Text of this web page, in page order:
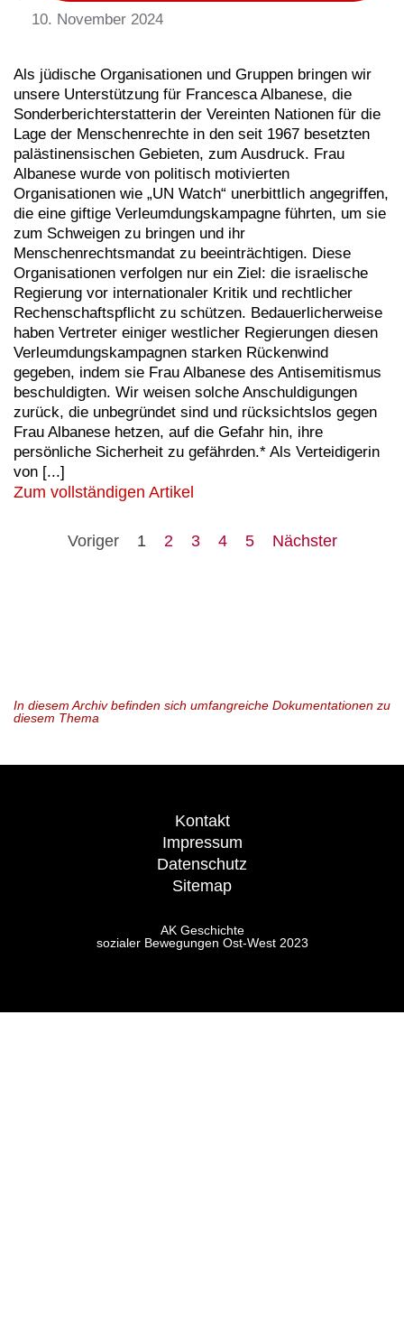
10. November 2024
Als jüdische Organisationen und Gruppen bringen wir
unsere Unterstützung für Francesca Albanese, die
Sonderberichterstatterin der Vereinten Nationen für die
Lage der Menschenrechte in den seit 1967 besetzten
palästinensischen Gebieten, zum Ausdruck. Frau
Albanese wurde von politisch motivierten
Organisationen wie „UN Watch“ unerbittlich angegriffen,
die eine giftige Verleumdungskampagne führten, um sie
zum Schweigen zu bringen und ihr
Menschenrechtsmandat zu beeinträchtigen. Diese
Organisationen verfolgen nur ein Ziel: die israelische
Regierung vor internationaler Kritik und rechtlicher
Rechenschaftspflicht zu schützen. Bedauerlicherweise
haben Vertreter einiger westlicher Regierungen diesen
Verleumdungskampagnen starken Rückenwind
gegeben, indem sie Frau Albanese des Antisemitismus
beschuldigten. Wir weisen solche Anschuldigungen
zurück, die unbegründet sind und rücksichtslos gegen
Frau Albanese hetzen, auf die Gefahr hin, ihre
persönliche Sicherheit zu gefährden.* Als Verteidigerin
von [...]
Zum vollständigen Artikel
Voriger 1 2 3 4 5 Nächster
In diesem Archiv befinden sich umfangreiche Dokumentationen zu
diesem Thema
Kontakt
Impressum
Datenschutz
Sitemap
AK Geschichte
sozialer Bewegungen Ost-West 2023